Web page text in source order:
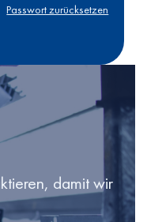
Passwort zurücksetzen
damit wir